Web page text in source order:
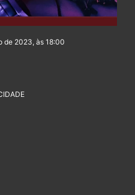
de 2023, às 18:00